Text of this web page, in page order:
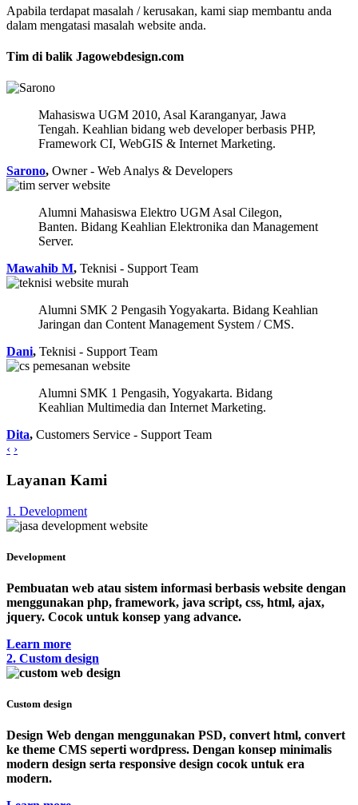
Apabila terdapat masalah / kerusakan, kami siap membantu anda
dalam mengatasi masalah website anda.
Tim di balik Jagowebdesign.com
Mahasiswa UGM 2010, Asal Karanganyar, Jawa
Tengah. Keahlian bidang web developer berbasis PHP,
Framework CI, WebGIS & Internet Marketing.
Sarono, Owner - Web Analys & Developers
Alumni Mahasiswa Elektro UGM Asal Cilegon,
Banten. Bidang Keahlian Elektronika dan Management
Server.
Mawahib M, Teknisi - Support Team
Alumni SMK 2 Pengasih Yogyakarta. Bidang Keahlian
Jaringan dan Content Management System / CMS.
Dani, Teknisi - Support Team
Alumni SMK 1 Pengasih, Yogyakarta. Bidang
Keahlian Multimedia dan Internet Marketing.
Dita, Customers Service - Support Team
‹ ›
Layanan Kami
1. Development
Development
Pembuatan web atau sistem informasi berbasis website dengan
menggunakan php, framework, java script, css, html, ajax,
jquery. Cocok untuk konsep yang advance.
Learn more
2. Custom design
Custom design
Design Web dengan menggunakan PSD, convert html, convert
ke theme CMS seperti wordpress. Dengan konsep minimalis
modern design serta responsive design cocok untuk era
modern.